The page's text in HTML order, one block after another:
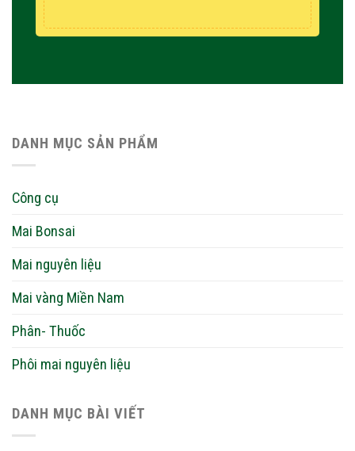
DANH MỤC SẢN PHẨM
Công cụ
Mai Bonsai
Mai nguyên liệu
Mai vàng Miền Nam
Phân- Thuốc
Phôi mai nguyên liệu
DANH MỤC BÀI VIẾT